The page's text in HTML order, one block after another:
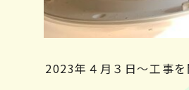
2023年４月３日～工事